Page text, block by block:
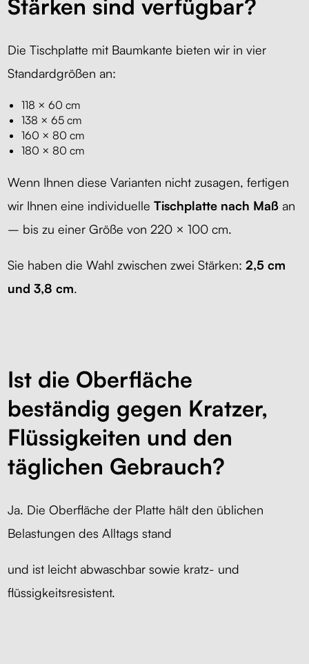
Stärken sind verfügbar?
Die Tischplatte mit Baumkante bieten wir in vier
Standardgrößen an:
118 × 60 cm
138 × 65 cm
160 × 80 cm
180 × 80 cm
Wenn Ihnen diese Varianten nicht zusagen, fertigen
wir Ihnen eine individuelleTischplatte nach Maß an
– bis zu einer Größe von 220 × 100 cm.
Sie haben die Wahl zwischen zwei Stärken:2,5 cm
und 3,8 cm.
Ist die Oberfläche
beständig gegen Kratzer,
Flüssigkeiten und den
täglichen Gebrauch?
Ja. Die Oberfläche der Platte hält den üblichen
Belastungen des Alltags stand
und ist leicht abwaschbar sowie kratz- und
flüssigkeitsresistent.